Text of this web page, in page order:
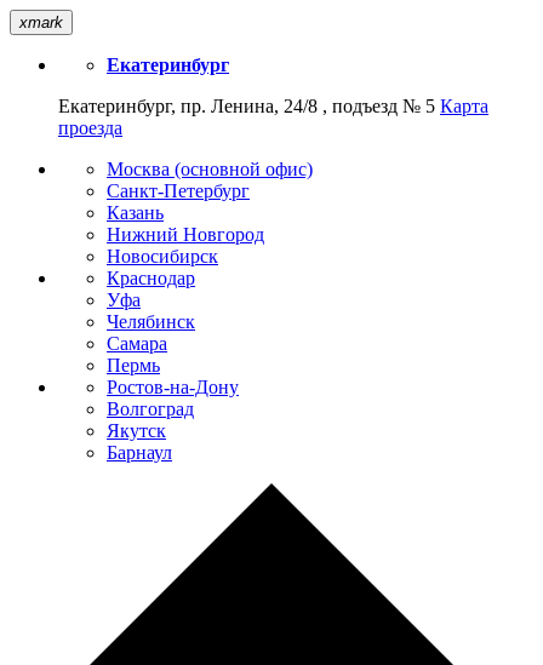
xmark
Екатеринбург
Екатеринбург, пр. Ленина, 24/8 , подъезд № 5 Карта
проезда
Москва (основной офис)
Санкт-Петербург
Казань
Нижний Новгород
Новосибирск
Краснодар
Уфа
Челябинск
Самара
Пермь
Ростов-на-Дону
Волгоград
Якутск
Барнаул